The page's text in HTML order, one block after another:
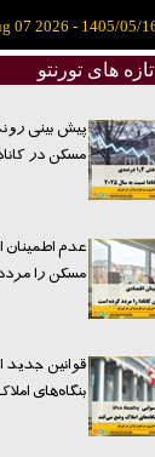
تازه های تورنتو
پیش بینی
مسکن در
عدم اطمینان
مسکن را
قوانین جدید
بنگاه‌های